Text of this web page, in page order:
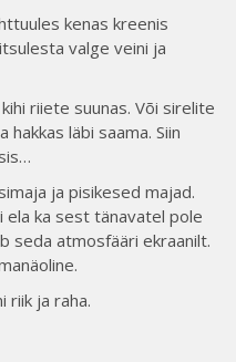
kenas kreenis
valge veini ja
riiete suunas. Või sirelite
hakkas läbi saama. Siin
ja pisikesed majad.
ela ka sest tänavatel pole
seda atmosfääri ekraanilt.
riik ja raha.